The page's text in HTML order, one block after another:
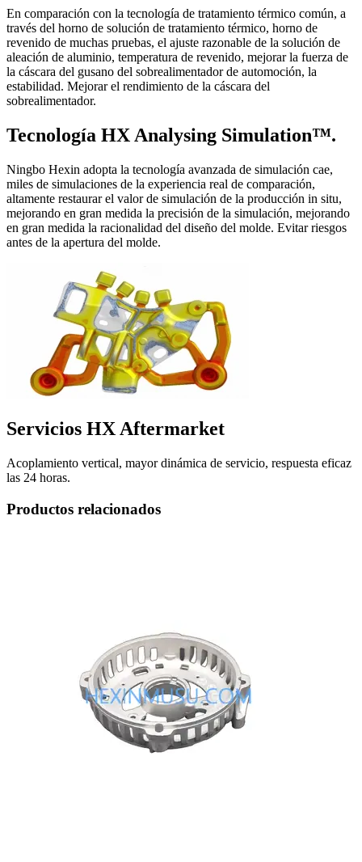
En comparación con la tecnología de tratamiento térmico común, a
través del horno de solución de tratamiento térmico, horno de
revenido de muchas pruebas, el ajuste razonable de la solución de
aleación de aluminio, temperatura de revenido, mejorar la fuerza de
la cáscara del gusano del sobrealimentador de automoción, la
estabilidad. Mejorar el rendimiento de la cáscara del
sobrealimentador.
Tecnología HX Analysing Simulation™.
Ningbo Hexin adopta la tecnología avanzada de simulación cae,
miles de simulaciones de la experiencia real de comparación,
altamente restaurar el valor de simulación de la producción in situ,
mejorando en gran medida la precisión de la simulación, mejorando
en gran medida la racionalidad del diseño del molde. Evitar riesgos
antes de la apertura del molde.
Servicios HX Aftermarket
Acoplamiento vertical, mayor dinámica de servicio, respuesta eficaz
las 24 horas.
Productos relacionados